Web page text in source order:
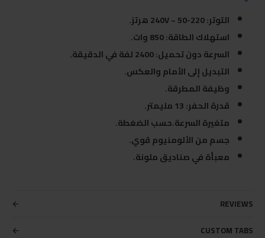
التوتر: 220-240V ~ 50 هرتز.
استهلاك الطاقة: 850 وات.
السرعة دون تحميل: 2400 لفة في الدقيقة.
التبديل إلى الأمام والعكس.
وظيفة المطرقة.
قدرة الحفر: 13 مليمتر.
متغيرة السرعة.حسب الضغطة.
جسم من الألومنيوم قوي.
معبأة في صناديق ملونة.
REVIEWS
CUSTOM TABS